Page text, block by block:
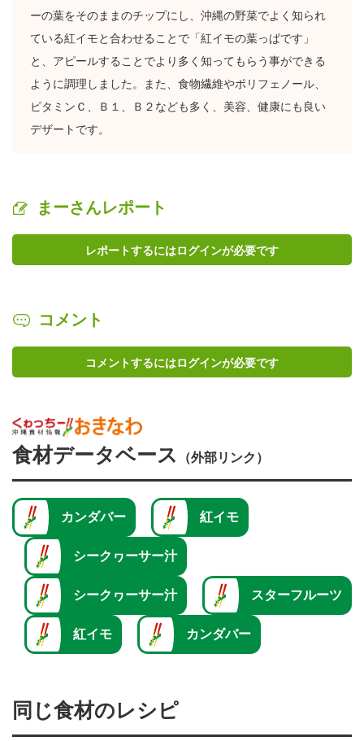
ーの葉をそのままのチップにし、沖縄の野菜でよく知られ
ている紅イモと合わせることで「紅イモの葉っぱです」
と、アピールすることでより多く知ってもらう事ができる
ように調理しました。また、食物繊維やポリフェノール、
ビタミンＣ、Ｂ１、Ｂ２なども多く、美容、健康にも良い
デザートです。
まーさんレポート
レポートするにはログインが必要です
コメント
コメントするにはログインが必要です
食材データベース （外部リンク）
カンダバー 紅イモ
シークヮーサー汁
シークヮーサー汁 スターフルーツ
紅イモ カンダバー
同じ食材のレシピ